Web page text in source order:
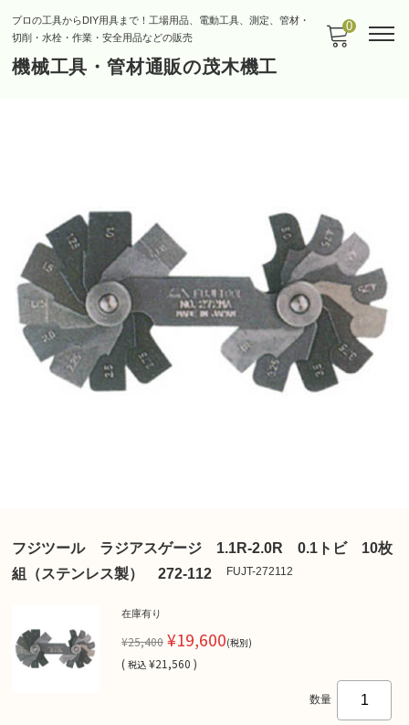
プロの工具からDIY用具まで！工場用品、電動工具、測定、管材・
切削・水栓・作業・安全用品などの販売
機械工具・管材通販の茂木機工
0
フジツール ラジアスゲージ 1.1R-2.0R 0.1トビ 10枚
組（ステンレス製） 272-112
FUJT-272112
在庫有り
¥25,400 ¥19,600(税別)
( 税込 ¥21,560 )
数量